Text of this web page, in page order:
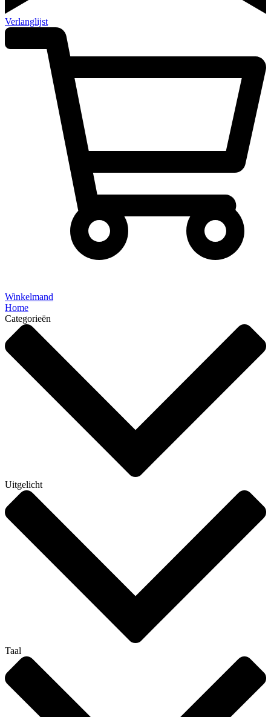
Verlanglijst
Winkelmand
Home
Categorieën
Uitgelicht
Taal